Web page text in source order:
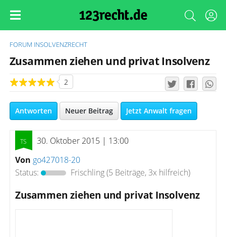
FORUM INSOLVENZRECHT
Zusammen ziehen und privat Insolvenz
2
Antworten Neuer Beitrag Jetzt Anwalt fragen
30. Oktober 2015 | 13:00
Von go427018-20
Status:
Frischling(5 Beiträge, 3x hilfreich)
Zusammen ziehen und privat Insolvenz